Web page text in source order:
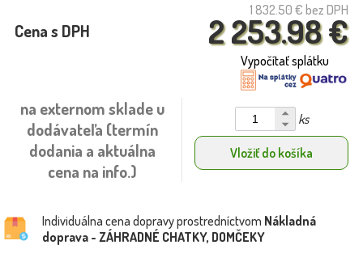
1 832.50 € bez DPH
2 253.98 €
Cena s DPH
Vypočítať splátku
na externom sklade u
dodávateľa (termín
dodania a aktuálna
cena na info.)
ks
Vložiť do košíka
Individuálna cena dopravy prostredníctvom Nákladná
doprava - ZÁHRADNÉ CHATKY, DOMČEKY